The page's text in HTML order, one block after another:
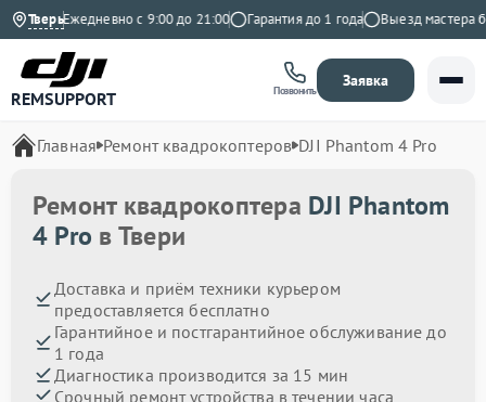
Тверь
Ежедневно с 9:00 до 21:00 Гарантия до 1 года Выезд мастера
REMSUPPORT Позвонить
Заявка
Главная Ремонт квадрокоптеров DJI Phantom 4 Pro
Ремонт квадрокоптера DJI Phantom
4 Pro в Твери
Доставка и приём техники курьером
предоставляется бесплатно
Гарантийное и постгарантийное обслуживание до
1 года
Диагностика производится за 15 мин
Срочный ремонт устройства в течении часа